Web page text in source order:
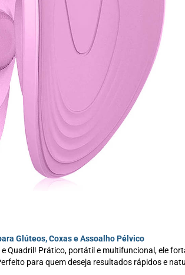
Glúteos, Coxas e Assoalho Pélvico
Quadril! Prático, portátil e multifuncional, ele
para quem deseja resultados rápidos e